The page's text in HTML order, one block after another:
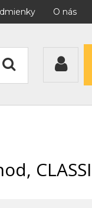
O nás